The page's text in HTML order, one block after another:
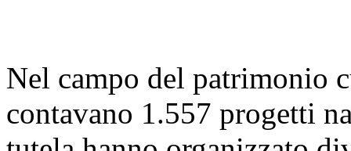
Nel campo del patrimonio
contavano 1.557 progetti